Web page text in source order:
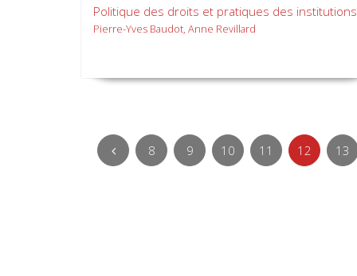
Politique des droits et pratiques des institutions
Pierre-Yves Baudot, Anne Revillard
8 9 10 11 12 13